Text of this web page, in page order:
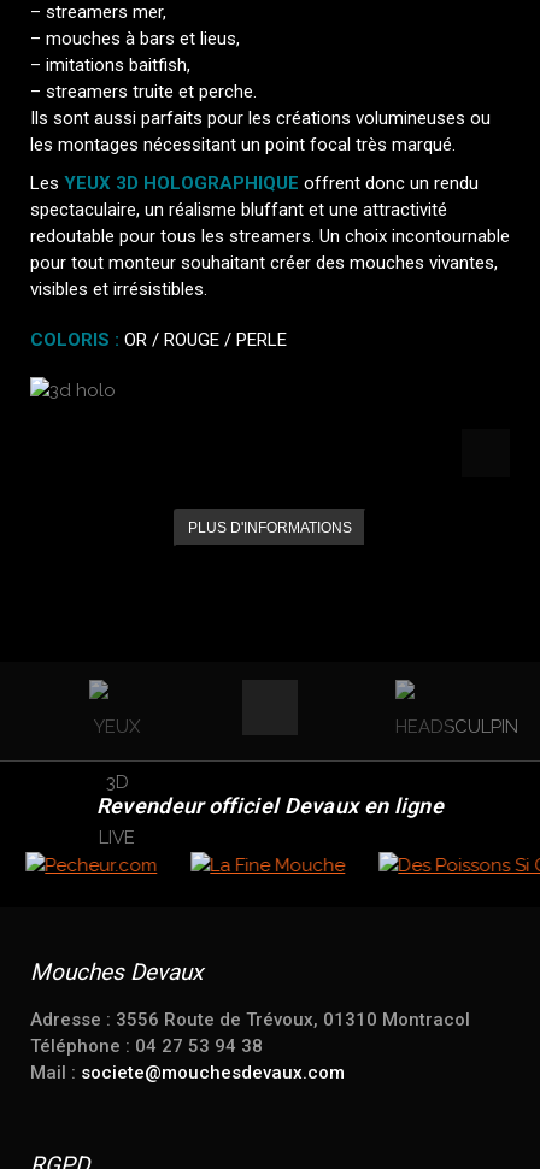
– streamers mer,
– mouches à bars et lieus,
– imitations baitfish,
– streamers truite et perche.
Ils sont aussi parfaits pour les créations volumineuses ou
les montages nécessitant un point focal très marqué.
Les YEUX 3D HOLOGRAPHIQUE offrent donc un rendu
spectaculaire, un réalisme bluffant et une attractivité
redoutable pour tous les streamers. Un choix incontournable
pour tout monteur souhaitant créer des mouches vivantes,
visibles et irrésistibles.
COLORIS : OR / ROUGE / PERLE
PLUS D'INFORMATIONS
Revendeur officiel Devaux en ligne
Mouches Devaux
Adresse : 3556 Route de Trévoux, 01310 Montracol
Téléphone : 04 27 53 94 38
Mail : societe@mouchesdevaux.com